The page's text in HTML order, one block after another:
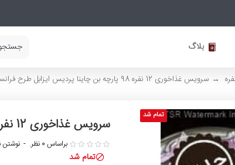
بلاگ
سرویس غذاخوری 12 نفره 98 پارچه بن چاینا پردیس ایزابل طرح فرانسیس صورتی
تمام شد سرویس غذاخوری 12 نفره 98 پارچه بن چاینا پردیس ایزابل طرح فرانسیس صورتی
تمام شد
براساس 0 نظر. - نوشتن